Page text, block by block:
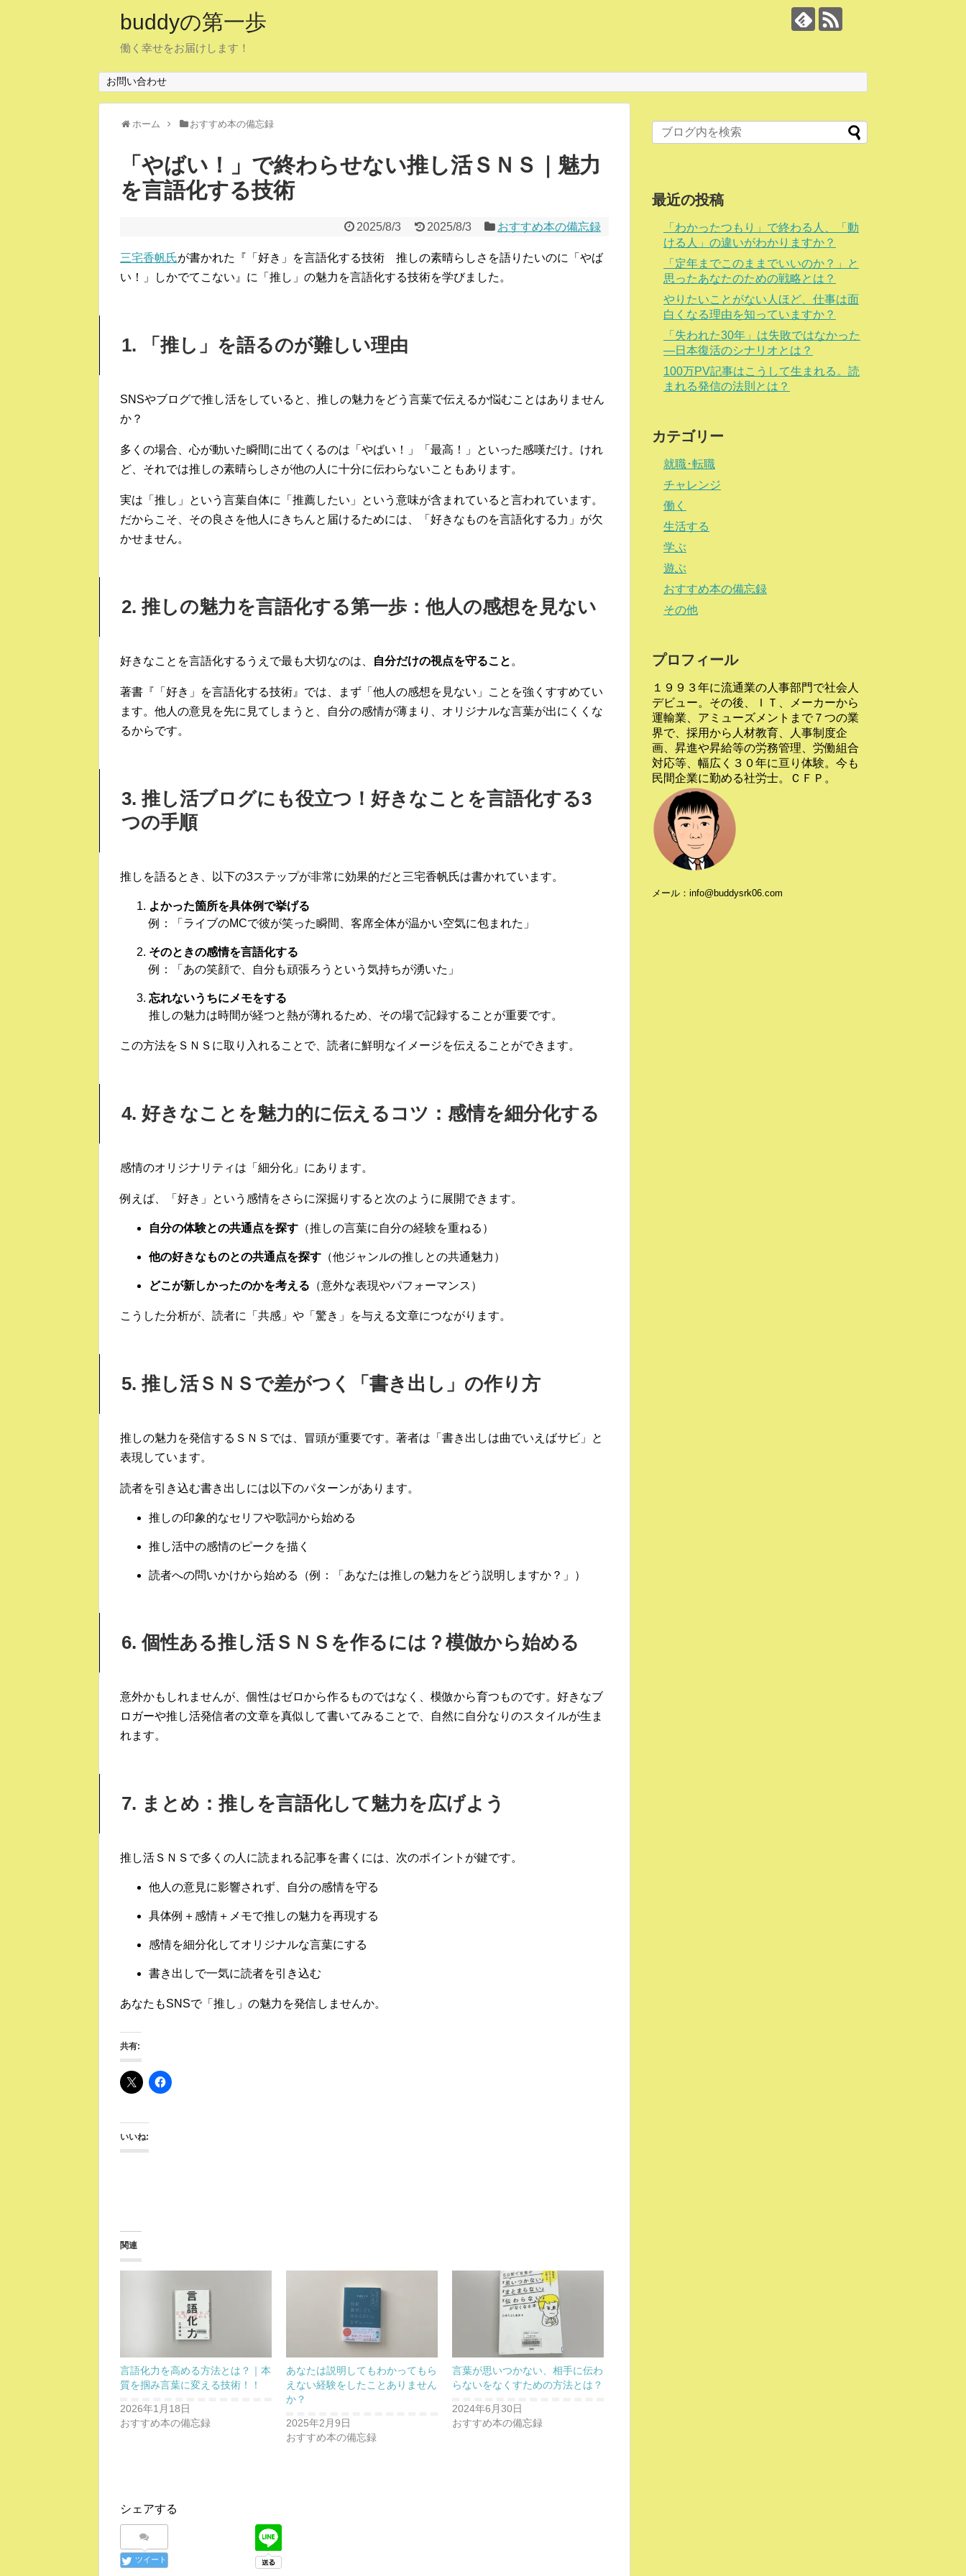
buddyの第一歩
働く幸せをお届けします！
お問い合わせ
ホーム おすすめ本の備忘録
「やばい！」で終わらせない推し活ＳＮＳ｜魅力
を言語化する技術
2025/8/3 2025/8/3 おすすめ本の備忘録
三宅香帆氏が書かれた『「好き」を言語化する技術 推しの素晴らしさを語りたいのに「やば
い！」しかでてこない』に「推し」の魅力を言語化する技術を学びました。
1. 「推し」を語るのが難しい理由
SNSやブログで推し活をしていると、推しの魅力をどう言葉で伝えるか悩むことはありません
か？
多くの場合、心が動いた瞬間に出てくるのは「やばい！」「最高！」といった感嘆だけ。けれ
ど、それでは推しの素晴らしさが他の人に十分に伝わらないこともあります。
実は「推し」という言葉自体に「推薦したい」という意味が含まれていると言われています。
だからこそ、その良さを他人にきちんと届けるためには、「好きなものを言語化する力」が欠
かせません。
2. 推しの魅力を言語化する第一歩：他人の感想を見ない
好きなことを言語化するうえで最も大切なのは、 自分だけの視点を守ること 。
著書『「好き」を言語化する技術』では、まず「他人の感想を見ない」ことを強くすすめてい
ます。他人の意見を先に見てしまうと、自分の感情が薄まり、オリジナルな言葉が出にくくな
るからです。
3. 推し活ブログにも役立つ！好きなことを言語化する3
つの手順
推しを語るとき、以下の3ステップが非常に効果的だと三宅香帆氏は書かれています。
よかった箇所を具体例で挙げる
例：「ライブのMCで彼が笑った瞬間、客席全体が温かい空気に包まれた」
そのときの感情を言語化する
例：「あの笑顔で、自分も頑張ろうという気持ちが湧いた」
忘れないうちにメモをする
推しの魅力は時間が経つと熱が薄れるため、その場で記録することが重要です。
この方法をＳＮＳに取り入れることで、読者に鮮明なイメージを伝えることができます。
4. 好きなことを魅力的に伝えるコツ：感情を細分化する
感情のオリジナリティは「細分化」にあります。
例えば、「好き」という感情をさらに深掘りすると次のように展開できます。
自分の体験との共通点を探す （推しの言葉に自分の経験を重ねる）
他の好きなものとの共通点を探す （他ジャンルの推しとの共通魅力）
どこが新しかったのかを考える （意外な表現やパフォーマンス）
こうした分析が、読者に「共感」や「驚き」を与える文章につながります。
5. 推し活ＳＮＳで差がつく「書き出し」の作り方
推しの魅力を発信するＳＮＳでは、冒頭が重要です。著者は「書き出しは曲でいえばサビ」と
表現しています。
読者を引き込む書き出しには以下のパターンがあります。
推しの印象的なセリフや歌詞から始める
推し活中の感情のピークを描く
読者への問いかけから始める（例：「あなたは推しの魅力をどう説明しますか？」）
6. 個性ある推し活ＳＮＳを作るには？模倣から始める
意外かもしれませんが、個性はゼロから作るものではなく、模倣から育つものです。好きなブ
ロガーや推し活発信者の文章を真似して書いてみることで、自然に自分なりのスタイルが生ま
れます。
7. まとめ：推しを言語化して魅力を広げよう
推し活ＳＮＳで多くの人に読まれる記事を書くには、次のポイントが鍵です。
他人の意見に影響されず、自分の感情を守る
具体例＋感情＋メモで推しの魅力を再現する
感情を細分化してオリジナルな言葉にする
書き出しで一気に読者を引き込む
あなたもSNSで「推し」の魅力を発信しませんか。
共有:
いいね:
関連
言語化力を高める方法とは？｜本
質を掴み言葉に変える技術！！
2026年1月18日
おすすめ本の備忘録
あなたは説明してもわかってもら
えない経験をしたことありません
か？
2025年2月9日
おすすめ本の備忘録
言葉が思いつかない、相手に伝わ
らないをなくすための方法とは？
2024年6月30日
おすすめ本の備忘録
シェアする
ツイート
最近の投稿
「わかったつもり」で終わる人、「動
ける人」の違いがわかりますか？
「定年までこのままでいいのか？」と
思ったあなたのための戦略とは？
やりたいことがない人ほど、仕事は面
白くなる理由を知っていますか？
「失われた30年」は失敗ではなかった
―日本復活のシナリオとは？
100万PV記事はこうして生まれる。読
まれる発信の法則とは？
カテゴリー
就職･転職
チャレンジ
働く
生活する
学ぶ
遊ぶ
おすすめ本の備忘録
その他
プロフィール
１９９３年に流通業の人事部門で社会人
デビュー。その後、ＩＴ、メーカーから
運輸業、アミューズメントまで７つの業
界で、採用から人材教育、人事制度企
画、昇進や昇給等の労務管理、労働組合
対応等、幅広く３０年に亘り体験。今も
民間企業に勤める社労士。ＣＦＰ。
メール：info@buddysrk06.com